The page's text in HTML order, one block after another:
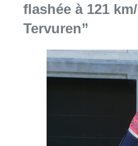
flashée à 121
Tervuren”